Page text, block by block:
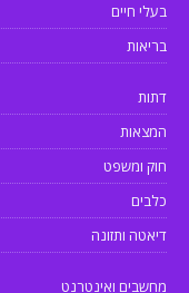
בעלי חיים
בריאות
דתות
המצאות
חוק ומשפט
כלבים
דיאטה ותזונה
מחשבים ואינטרנט